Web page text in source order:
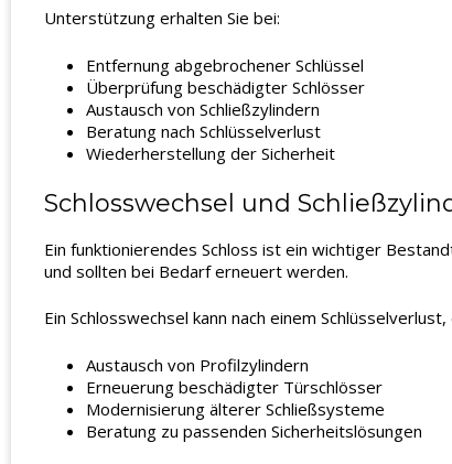
Unterstützung erhalten Sie bei:
Entfernung abgebrochener Schlüssel
Überprüfung beschädigter Schlösser
Austausch von Schließzylindern
Beratung nach Schlüsselverlust
Wiederherstellung der Sicherheit
Schlosswechsel und
Ein funktionierendes Schloss ist ein wichtiger
und sollten bei Bedarf erneuert werden.
Ein Schlosswechsel kann nach einem
Austausch von Profilzylindern
Erneuerung beschädigter Türschlösser
Modernisierung älterer Schließsysteme
Beratung zu passenden Sicherheitslösungen